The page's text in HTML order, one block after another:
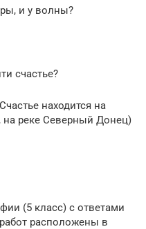
и у волны?
счастье?
находится на
на реке Северный Донец)
(5 класс) с ответами
расположены в